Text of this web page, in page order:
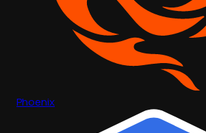
Phoenix